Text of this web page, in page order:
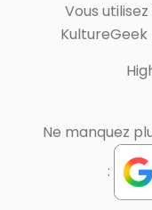
Vous
Ne manquez
: